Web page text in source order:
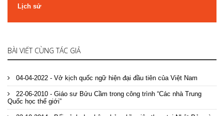
Lịch sử
BÀI VIẾT CÙNG TÁC GIẢ
04-04-2022 - Vở kịch quốc ngữ hiện đại đầu tiên của Việt Nam
22-06-2010 - Giáo sư Bửu Cầm trong công trình “Các nhà Trung
Quốc học thế giới”